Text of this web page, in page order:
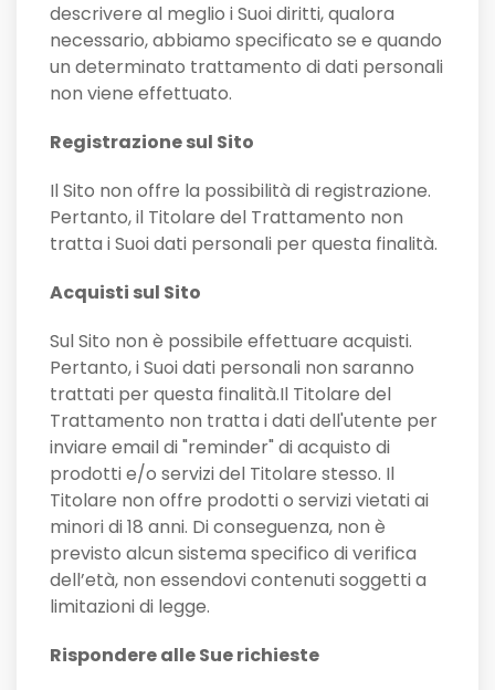
descrivere al meglio i Suoi diritti, qualora
necessario, abbiamo specificato se e quando
un determinato trattamento di dati personali
non viene effettuato.
Registrazione sul Sito
Il Sito non offre la possibilità di registrazione.
Pertanto, il Titolare del Trattamento non
tratta i Suoi dati personali per questa finalità.
Acquisti sul Sito
Sul Sito non è possibile effettuare acquisti.
Pertanto, i Suoi dati personali non saranno
trattati per questa finalità.Il Titolare del
Trattamento non tratta i dati dell'utente per
inviare email di "reminder" di acquisto di
prodotti e/o servizi del Titolare stesso. Il
Titolare non offre prodotti o servizi vietati ai
minori di 18 anni. Di conseguenza, non è
previsto alcun sistema specifico di verifica
dell’età, non essendovi contenuti soggetti a
limitazioni di legge.
Rispondere alle Sue richieste